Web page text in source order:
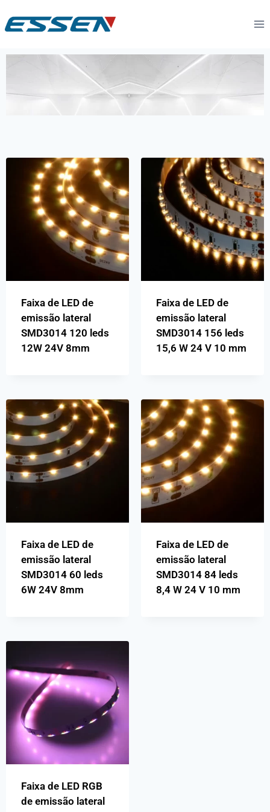
Faixa de LED de
emissão lateral
SMD3014 120 leds
12W 24V 8mm
Faixa de LED de
emissão lateral
SMD3014 156 leds
15,6 W 24 V 10 mm
Faixa de LED de
emissão lateral
SMD3014 60 leds
6W 24V 8mm
Faixa de LED de
emissão lateral
SMD3014 84 leds
8,4 W 24 V 10 mm
Faixa de LED RGB
de emissão lateral